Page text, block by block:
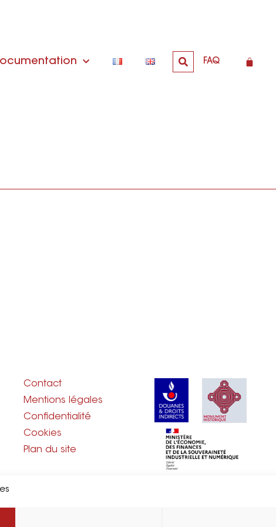
FAQ
Contact
Mentions légales
Confidentialité
Cookies
Plan du site